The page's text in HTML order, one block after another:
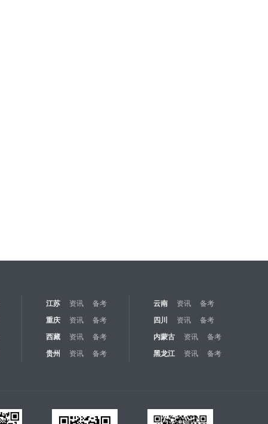
江苏 资讯 备考 云南 资讯
备考
重庆 资讯 备考 四川 资讯
备考
西藏 资讯 备考 内蒙古 资讯
备考
贵州 资讯 备考 黑龙江 资讯
备考